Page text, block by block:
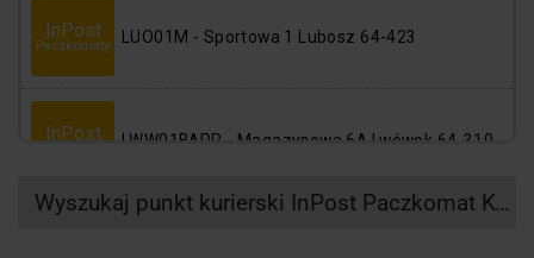
Wyszukaj punkt kurierski InPost Paczkomat Kwilcz